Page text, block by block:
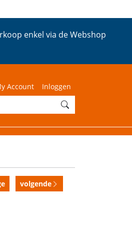
enkel via de Webshop
Account Inloggen
volgende